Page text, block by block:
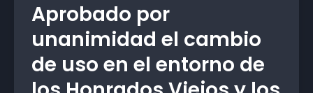
Aprobado por
unanimidad el cambio
de uso en el entorno de